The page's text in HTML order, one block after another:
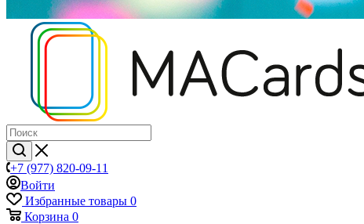
+7 (977) 820-09-11
Войти
Избранные товары 0
Корзина 0